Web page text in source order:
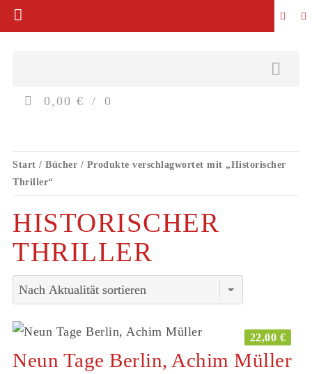
0,00 € 0
Start / Bücher / Produkte verschlagwortet mit „Historischer
Thriller“
HISTORISCHER
THRILLER
Neun Tage Berlin, Achim Müller
22,00 €